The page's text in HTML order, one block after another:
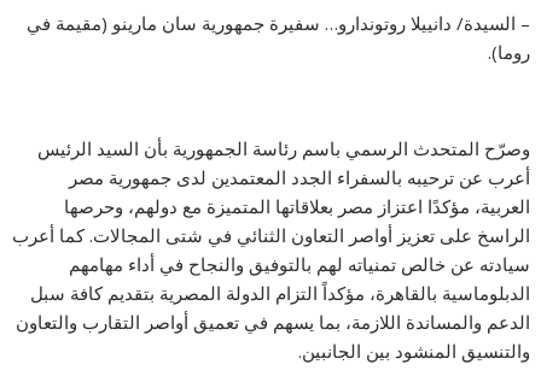
– السيدة/ دانييلا روتوندارو… سفيرة جمهورية سان مارينو (مقيمة في
روما).
وصرّح المتحدث الرسمي باسم رئاسة الجمهورية بأن السيد الرئيس
أعرب عن ترحيبه بالسفراء الجدد المعتمدين لدى جمهورية مصر
العربية، مؤكدًا اعتزاز مصر بعلاقاتها المتميزة مع دولهم، وحرصها
الراسخ على تعزيز أواصر التعاون الثنائي في شتى المجالات. كما أعرب
سيادته عن خالص تمنياته لهم بالتوفيق والنجاح في أداء مهامهم
الدبلوماسية بالقاهرة، مؤكداً التزام الدولة المصرية بتقديم كافة سبل
الدعم والمساندة اللازمة، بما يسهم في تعميق أواصر التقارب والتعاون
والتنسيق المنشود بين الجانبين.